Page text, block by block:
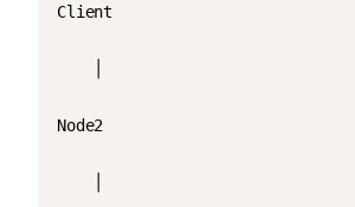
Client
Node2